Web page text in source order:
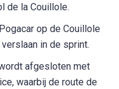
de la Couillole.
op de Couillole
in de sprint.
afgesloten met
waarbij de route de